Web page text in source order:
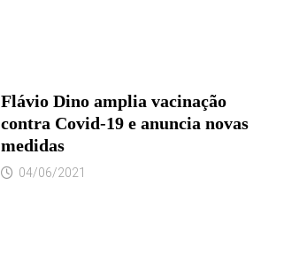
Flávio Dino amplia vacinação
contra Covid-19 e anuncia novas
medidas
04/06/2021